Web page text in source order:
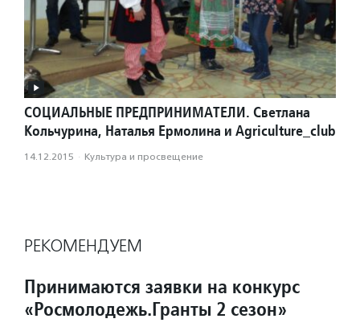
СОЦИАЛЬНЫЕ ПРЕДПРИНИМАТЕЛИ. Светлана
Кольчурина, Наталья Ермолина и Agriculture_club
14.12.2015 · Культура и просвещение
РЕКОМЕНДУЕМ
Принимаются заявки на конкурс
«Росмолодежь.Гранты 2 сезон»